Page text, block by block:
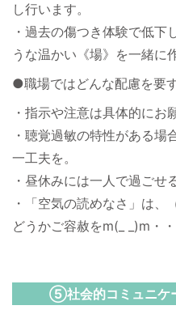
し行います。
・過去の傷つき体験で低下
うな温かい《場》を一緒に
●職場ではどんな配慮を要
・指示や注意は具体的にお
・聴覚過敏の特性がある
一工夫を。
・昼休みには一人で過ごせ
・「空気の読めなさ」は、
どうかご容赦をm(_ _)m・
⑤社会的コミュニケ